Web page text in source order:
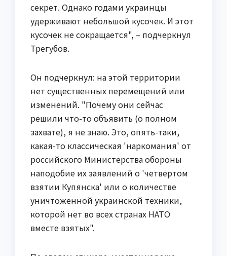
секрет. Однако годами украинцы
удерживают небольшой кусочек. И этот
кусочек не сокращается", – подчеркнул
Трегубов.
Он подчеркнул: на этой территории
нет существенных перемещений или
изменений. "Почему они сейчас
решили что-то объявить (о полном
захвате), я не знаю. Это, опять-таки,
какая-то классическая 'наркомания' от
российского Министерства обороны
наподобие их заявлений о 'четвертом
взятии Купянска' или о количестве
уничтоженной украинской техники,
которой нет во всех странах НАТО
вместе взятых".